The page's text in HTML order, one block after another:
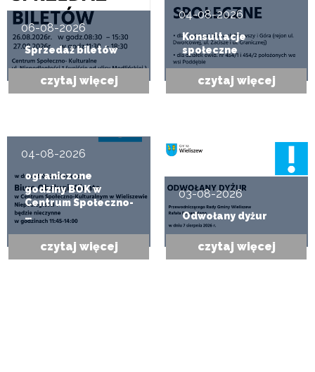
06-08-2026
Sprzedaż biletów
czytaj więcej
04-08-2026
Konsultacje
społeczne
czytaj więcej
04-08-2026
ograniczone
godziny BOK w
Centrum Społeczno-
…
czytaj więcej
03-08-2026
Odwołany dyżur
czytaj więcej